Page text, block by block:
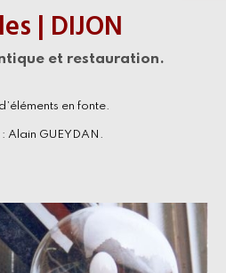
| DIJON
et restauration.
en fonte.
Alain GUEYDAN.